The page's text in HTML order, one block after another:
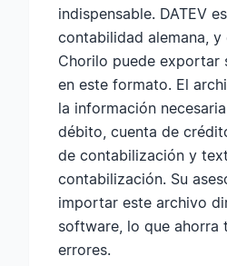
indispensable. DATEV
contabilidad alemana,
Chorilo puede exportar
en este formato. El
la información
débito, cuenta de
de contabilización y
contabilización. Su
importar este archivo
software, lo que ahorra
errores.